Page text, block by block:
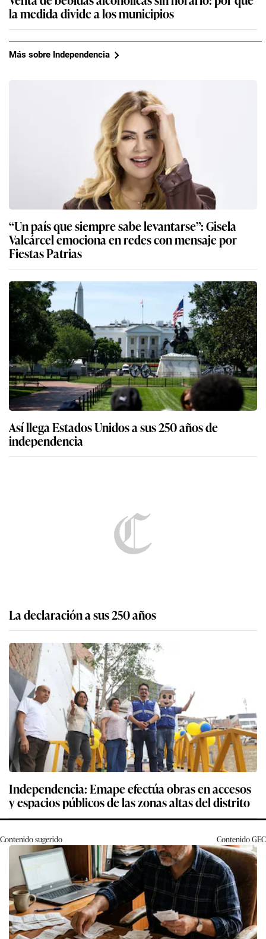
la medida divide a los municipios
Más sobre Independencia
“Un país que siempre sabe levantarse”: Gisela
Valcárcel emociona en redes con mensaje por
Fiestas Patrias
Así llega Estados Unidos a sus 250 años de
independencia
La declaración a sus 250 años
Independencia: Emape efectúa obras en accesos
y espacios públicos de las zonas altas del distrito
Contenido sugerido ContenidoGEC